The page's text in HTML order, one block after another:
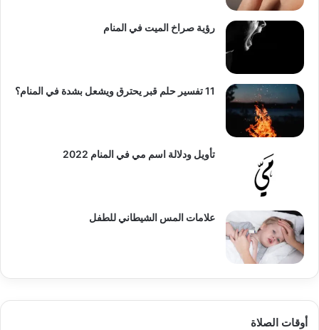
رؤية صراخ الميت في المنام
11 تفسير حلم قبر يحترق ويشعل بشدة في المنام؟
تأويل ودلالة اسم مي في المنام 2022
علامات المس الشيطاني للطفل
أوقات الصلاة